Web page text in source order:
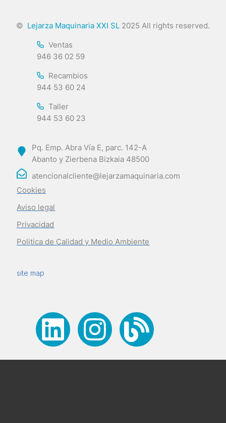
© Lejarza Maquinaria XXI SL 2025 All rights reserved.
Ventas
946 36 02 59
Recambios
944 53 60 24
Taller
944 53 60 23
Pq. Emp. Abra Vía E, parc. 142-A
Abanto y Zierbena Bizkaia 48500
atencionalcliente@lejarzamaquinaria.com
Cookies
Aviso legal
Privacidad
Politica de Calidad y Medio Ambiente
site map